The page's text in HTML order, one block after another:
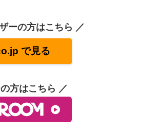
ーの方はこちら ／
で見る
方はこちら ／